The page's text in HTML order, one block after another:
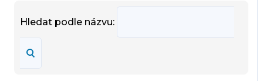
Hledat podle názvu: